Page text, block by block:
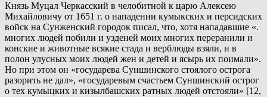
Князь Муцал Черкасский в челобитной к царю Алексею
Михайловичу от 1651 г. о нападении кумыкских и персидских
войск на Сунженский городок писал, что, хотя нападавшие «.
многих людей побили и узденей моих многих переранили и
конские и животные всякие стада и верблюды взяли, и в
полон улусных моих людей жен и детей и ясырь их поимали».
Но при этом он «государева Суншинского стоялого острога
разорить не дал», «государевым счастьем Суншинский острог
о тех кумыцких и кизылбашских ратных людей отстояли» [12,